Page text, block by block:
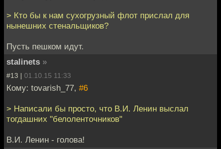
> Кто бы к нам сухогрузный флот прислал для
нынешних стенальщиков?
Пусть пешком идут.
stalinets »
#13 | 01.10.15 11:33
Кому: tovarish_77, #6
> Написали бы просто, что В.И. Ленин выслал
тогдашних "белоленточников"
В.И. Ленин - голова!